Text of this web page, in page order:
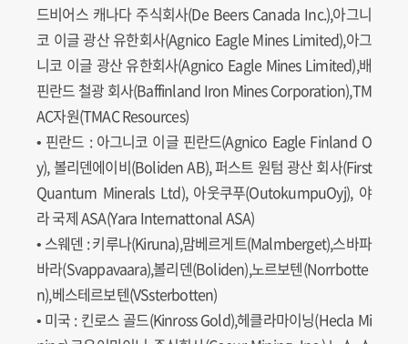
드비어스 캐나다 주식회사(De Beers Canada Inc.),아그니
코 이글 광산 유한회사(Agnico Eagle Mines Limited),아그
니코 이글 광산 유한회사(Agnico Eagle Mines Limited),배
핀란드 철광 회사(Baffinland Iron Mines Corporation),TM
AC자원(TMAC Resources)
• 핀란드 : 아그니코 이글 핀란드(Agnico Eagle Finland O
y), 볼리덴에이비(Boliden AB), 퍼스트 원텀 광산 회사(First
Quantum Minerals Ltd), 아웃쿠푸(OutokumpuOyj), 야
라 국제 ASA(Yara Internattonal ASA)
• 스웨덴 : 키루나(Kiruna),맘베르게트(Malmberget),스바파
바라(Svappavaara),볼리덴(Boliden),노르보텐(Norrbotte
n),베스테르보텐(VSsterbotten)
• 미국 : 킨로스 골드(Kinross Gold),헤클라마이닝(Hecla Mi